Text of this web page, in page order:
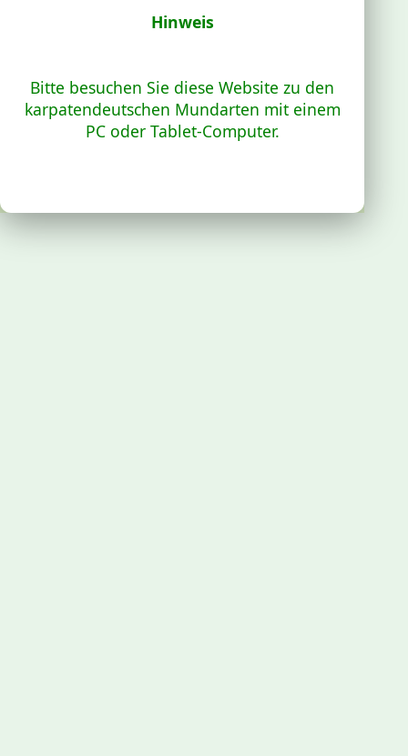
Hinweis
Bitte besuchen Sie diese Website zu den
karpatendeutschen Mundarten mit einem
PC oder Tablet-Computer.